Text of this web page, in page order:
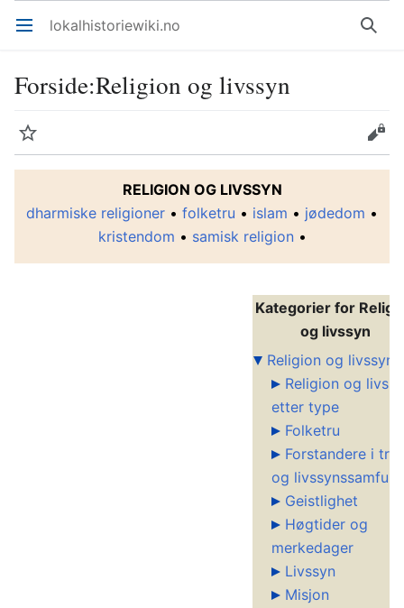
Åpne hovedmenyen lokalhistoriewiki.no Søk
Forside:Religion og livssyn
Overvåk Rediger
RELIGION OG LIVSSYN
dharmiske religioner • folketru • islam • jødedom •
kristendom • samisk religion•
Kategorier for
og livssyn
Religion og livssyn
Religion og
etter type
Folketru
Forstandere i
og livssynssamfunn
Geistlighet
Høgtider og
merkedager
Livssyn
Misjon